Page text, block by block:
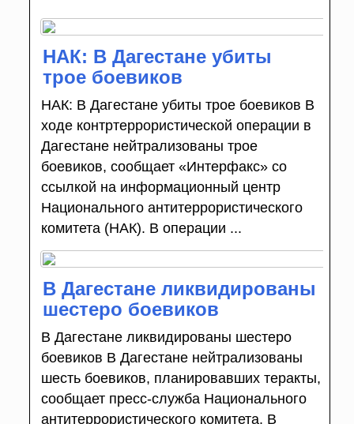
НАК: В Дагестане убиты
трое боевиков
НАК: В Дагестане убиты трое боевиков В
ходе контртеррористической операции в
Дагестане нейтрализованы трое
боевиков, сообщает «Интерфакс» со
ссылкой на информационный центр
Национального антитеррористического
комитета (НАК). В операции ...
В Дагестане ликвидированы
шестеро боевиков
В Дагестане ликвидированы шестеро
боевиков В Дагестане нейтрализованы
шесть боевиков, планировавших теракты,
сообщает пресс-служба Национального
антитеррористического комитета. В